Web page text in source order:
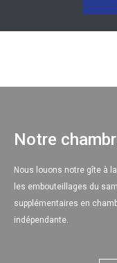
Notre
Nous louons notre gîte à
les embouteillages du
supplémentaires en
indépendante.